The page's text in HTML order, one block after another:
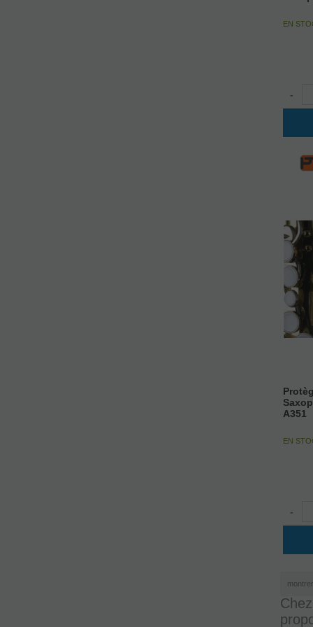
EN
-
A351
EN
-
montrer